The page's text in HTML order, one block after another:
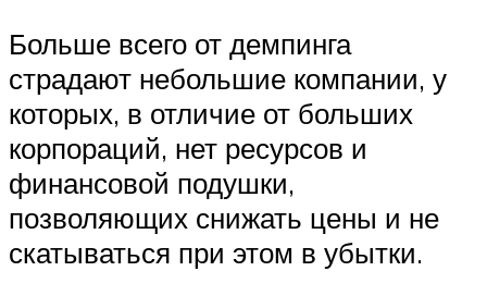
Больше всего от демпинга
страдают небольшие компании, у
которых, в отличие от больших
корпораций, нет ресурсов и
финансовой подушки,
позволяющих снижать цены и не
скатываться при этом в убытки.